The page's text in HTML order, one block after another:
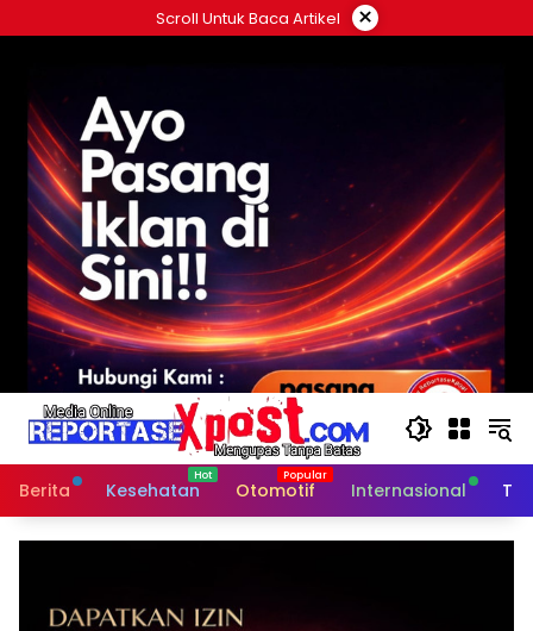
ke
Scroll Untuk Baca Artikel ×
Berita Kesehatan Otomotif Internasional